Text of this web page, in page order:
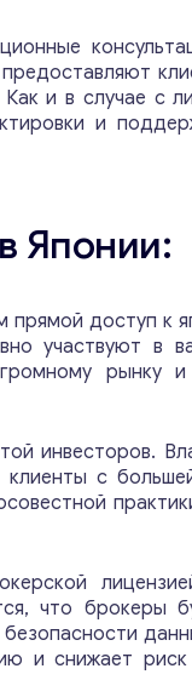
с вами в
и в случае с
и
Японии:
прямой доступ к
участвуют в
рынку и
инвесторов.
с
что брокеры
и снижает